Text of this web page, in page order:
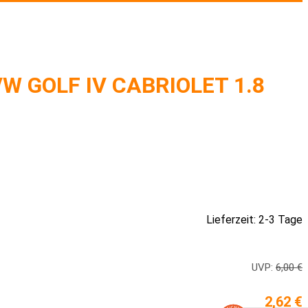
GOLF IV CABRIOLET 1.8
Lieferzeit: 2-3 Tage
UVP: 6,00 €
2,62 €